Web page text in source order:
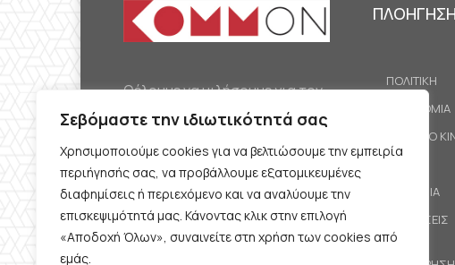
Σεβόμαστε την ιδιωτικότητά σας
Χρησιμοποιούμε cookies για να βελτιώσουμε την εμπειρία
περιήγησής σας, να προβάλλουμε εξατομικευμένες
διαφημίσεις ή περιεχόμενο και να αναλύουμε την
επισκεψιμότητά μας. Κάνοντας κλικ στην επιλογή
«Αποδοχή Όλων», συναινείτε στη χρήση των cookies από
εμάς.
Θέλουμε να μιλήσουμε για τον
κομμουνισμό της εποχής μας,
την αναγκαία αλλά όχι
δεδομένη προοπτική.
Θέλουμε να μιλήσουμε
ταυτόχρονα για την
καθημερινή επιβίωση και τον
ΠΛΟΗΓΗΣΗ
ΠΟΛΙΤΙΚΗ
ΟΙΚΟΝΟΜΙΑ
ΕΡΓΑΤΙΚΟ
ΚΟΙΝΩΝΙΑ
ΠΡΟΤΑΣΕΙΣ